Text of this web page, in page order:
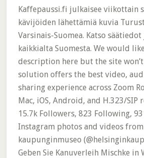
Kaffepaussi.fi julkaisee viikottain
kävijöiden lähettämiä kuvia
Varsinais-Suomea. Katso
kaikkialta Suomesta. We would
description here but the site
solution offers the best video,
sharing experience across Zoom
Mac, iOS, Android, and H.323/SIP
15.7k Followers, 823 Following,
Instagram photos and videos
kaupunginmuseo
Geben Sie Kanuverleih Mischke in